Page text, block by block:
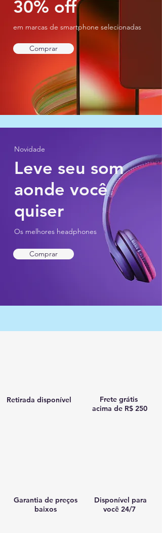
30% off
em marcas de smartphone selecionadas
Comprar
Novidade
Leve seu som
aonde você
quiser
Os melhores headphones
Comprar
Retirada disponível
Frete grátis
acima de R$ 250
Garantia de preços
baixos
Disponível para
você 24/7